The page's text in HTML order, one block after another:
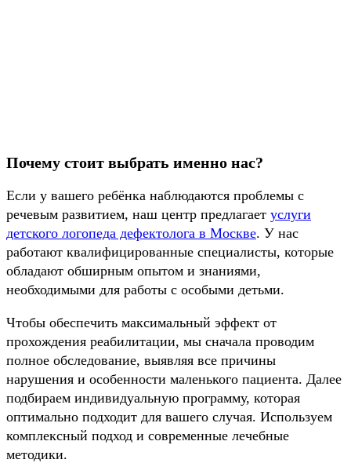
Почему стоит выбрать именно нас?
Если у вашего ребёнка наблюдаются проблемы с
речевым развитием, наш центр предлагает услуги
детского логопеда дефектолога в Москве. У нас
работают квалифицированные специалисты, которые
обладают обширным опытом и знаниями,
необходимыми для работы с особыми детьми.
Чтобы обеспечить максимальный эффект от
прохождения реабилитации, мы сначала проводим
полное обследование, выявляя все причины
нарушения и особенности маленького пациента. Далее
подбираем индивидуальную программу, которая
оптимально подходит для вашего случая. Используем
комплексный подход и современные лечебные
методики.